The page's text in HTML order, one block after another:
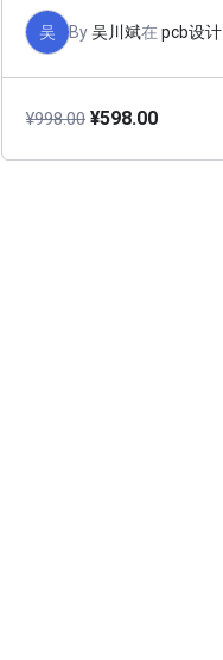
吴 By吴川斌在 pcb设计
¥998.00 ¥598.00